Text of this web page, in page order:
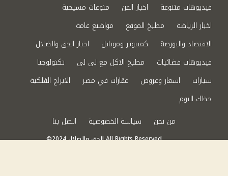
فيديوهات متنوعة
اخبار الفن
منوعات مسيحية
اخبار الرياضة
مطبخ الموقع
مواضيع عامة
الاقتصاد والبورصة
كمبيوتر وموبايل
اخبار الحق والضلال
فيديوهات فضائيات
مطبخ الاكل مع لى لى
تكنولوجيا
سيارات
اسعار وعروض عقارات في مصر
الابراج الفلكية
حظك اليوم
من نحن
سياسة الخصوصية اتصل بنا
©2024 الحق والضلال All Rights Reserved.